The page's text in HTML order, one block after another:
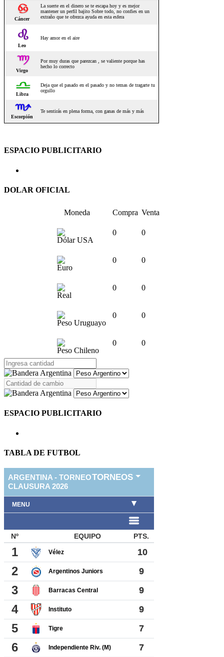
ESPACIO PUBLICITARIO
DOLAR OFICIAL
Moneda Compra Venta
Dólar USA
0 0
Euro
0 0
Real
0 0
Peso Uruguayo
0 0
Peso Chileno
0 0
ESPACIO PUBLICITARIO
TABLA DE FUTBOL